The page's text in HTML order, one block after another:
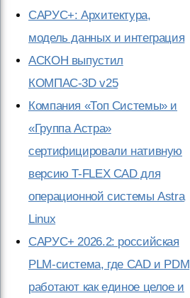
САРУС+: Архитектура,
модель данных и интеграция
АСКОН выпустил
КОМПАС-3D v25
Компания «Топ Системы» и
«Группа Астра»
сертифицировали нативную
версию T-FLEX CAD для
операционной системы Astra
Linux
САРУС+ 2026.2: российская
PLM-система, где CAD и PDM
работают как единое целое и